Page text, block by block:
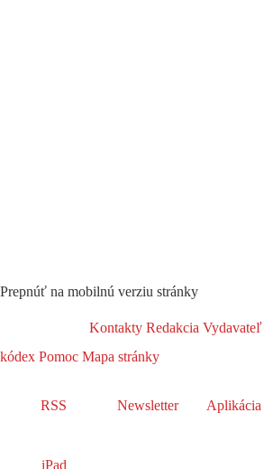
Prepnúť na mobilnú verziu stránky
Kontakty Redakcia Vydavateľ
kódex Pomoc Mapa stránky
RSS Newsletter Aplikácia
iPad